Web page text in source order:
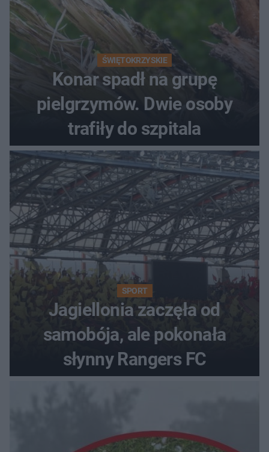
ŚWIĘTOKRZYSKIE
Konar spadł na grupę
pielgrzymów. Dwie osoby
trafiły do szpitala
SPORT
Jagiellonia zaczęła od
samobója, ale pokonała
słynny Rangers FC